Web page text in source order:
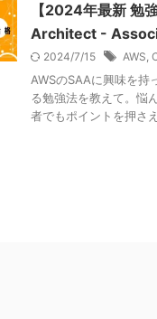
【2024年最新
Architect -
2024/7/15 AWS,
AWSのSAAに興味を持
る勉強法を教えて。悩
者でもポイントを押さ